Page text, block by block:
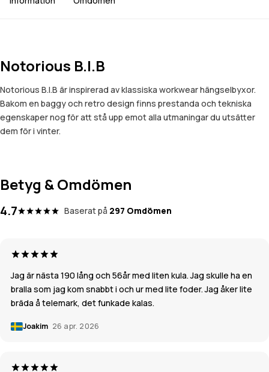
Notorious B.I.B
Notorious B.I.B är inspirerad av klassiska workwear hängselbyxor.
Bakom en baggy och retro design finns prestanda och tekniska
egenskaper nog för att stå upp emot alla utmaningar du utsätter
dem för i vinter.
Betyg & Omdömen
4.7 Baserat på 297 Omdömen
Jag är nästa 190 lång och 56år med liten kula. Jag skulle ha en
bralla som jag kom snabbt i och ur med lite foder. Jag åker lite
bräda å telemark, det funkade kalas.
Joakim 26 apr. 2026